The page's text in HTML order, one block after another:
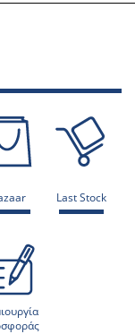
Last Stock